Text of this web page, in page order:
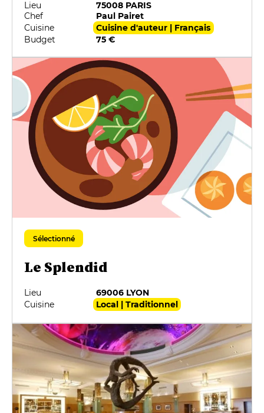
Lieu
75008 PARIS
Chef
Paul Pairet
Cuisine
Cuisine d'auteur | Français
Budget
75 €
Sélectionné
Le Splendid
Lieu
69006 LYON
Cuisine
Local | Traditionnel